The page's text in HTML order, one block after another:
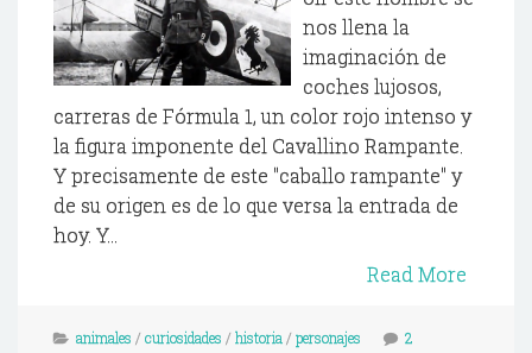
nos llena la
imaginación de
coches lujosos,
carreras de Fórmula 1, un color rojo intenso y
la figura imponente del Cavallino Rampante.
Y precisamente de este "caballo rampante" y
de su origen es de lo que versa la entrada de
hoy. Y...
Read More
animales / curiosidades / historia / personajes
2